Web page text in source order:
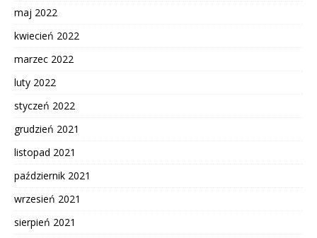
maj 2022
kwiecień 2022
marzec 2022
luty 2022
styczeń 2022
grudzień 2021
listopad 2021
październik 2021
wrzesień 2021
sierpień 2021